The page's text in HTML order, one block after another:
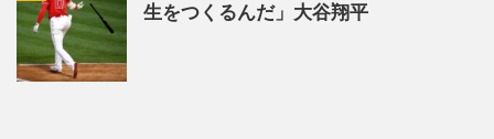
生をつくるんだ」大谷翔平